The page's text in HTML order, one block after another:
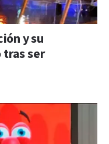
y su
ser